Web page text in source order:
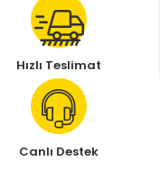
Hızlı Teslimat
Canlı Destek